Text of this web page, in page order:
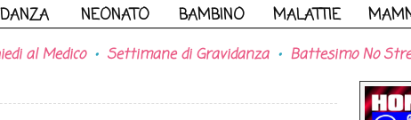
NEONATO BAMBINO MALATTIE
al Medico Settimane di Gravidanza Battesimo No